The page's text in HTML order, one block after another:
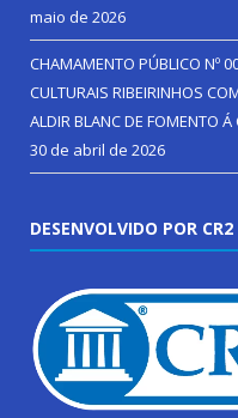
maio de 2026
CHAMAMENTO PÚBLICO Nº
CULTURAIS RIBEIRINHOS
ALDIR BLANC DE FOMENTO
30 de abril de 2026
DESENVOLVIDO POR CR2